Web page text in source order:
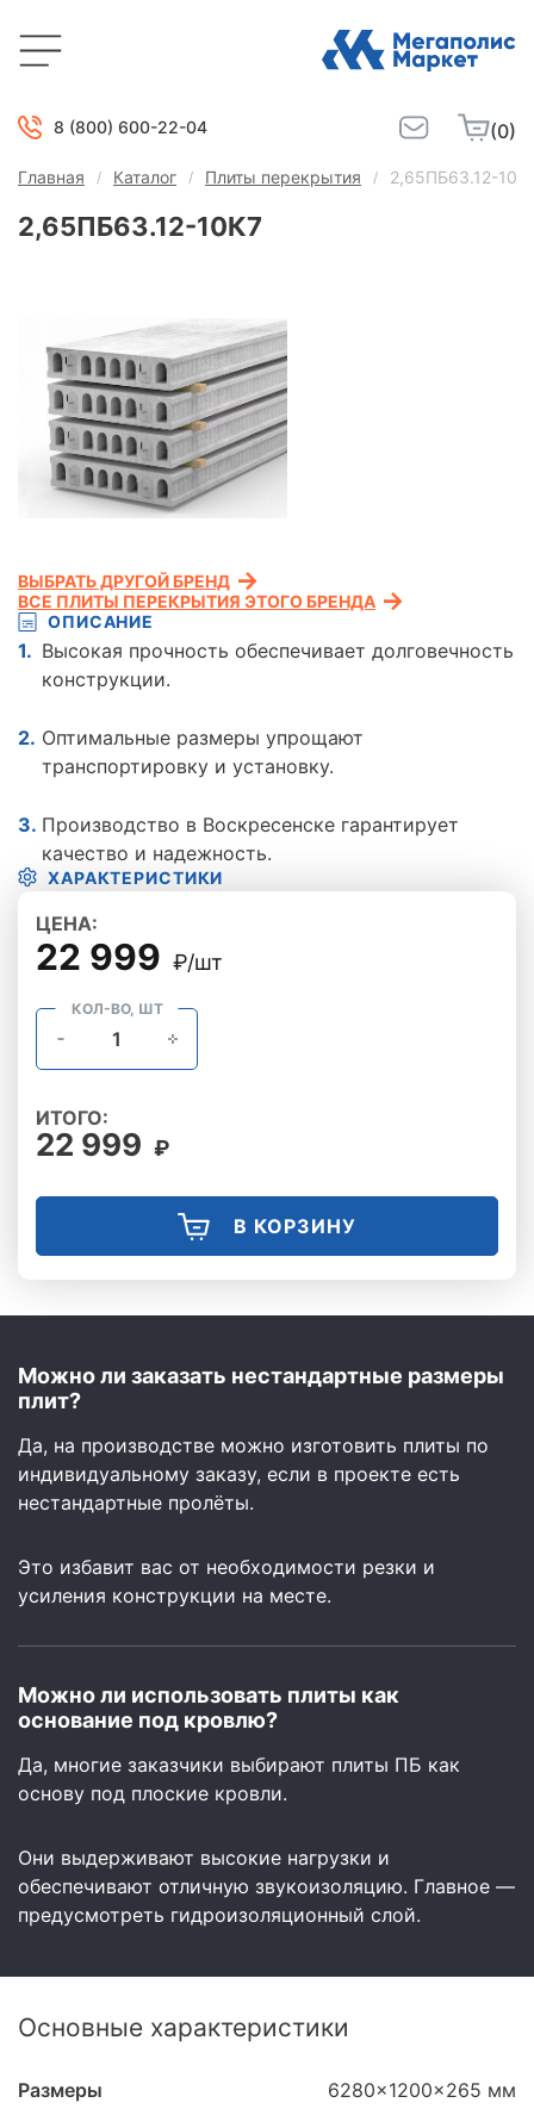
8 (800) 600-22-04 (0)
Главная Каталог Плиты перекрытия 2,65ПБ63.12-
2,65ПБ63.12-10К7
ОПИСАНИЕ
Высокая прочность обеспечивает долговечность
конструкции.
Оптимальные размеры упрощают
транспортировку и установку.
Производство в Воскресенске гарантирует
качество и надежность.
ХАРАКТЕРИСТИКИ
ВЫБРАТЬ ДРУГОЙ БРЕНД
ВСЕ ПЛИТЫ ПЕРЕКРЫТИЯ ЭТОГО БРЕНДА
ЦЕНА:
22 999 ₽/шт
КОЛ-ВО, ШТ
ИТОГО:
22 999 ₽
В КОРЗИНУ
Можно ли заказать нестандартные размеры
плит?
Да, на производстве можно изготовить плиты по
индивидуальному заказу, если в проекте есть
нестандартные пролёты.
Это избавит вас от необходимости резки и
усиления конструкции на месте.
Можно ли использовать плиты как
основание под кровлю?
Да, многие заказчики выбирают плиты ПБ как
основу под плоские кровли.
Они выдерживают высокие нагрузки и
обеспечивают отличную звукоизоляцию. Главное —
предусмотреть гидроизоляционный слой.
Основные характеристики
Размеры 6280x1200x265 мм